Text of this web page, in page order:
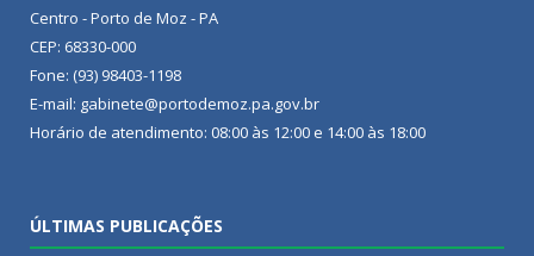
Centro - Porto de Moz - PA
CEP: 68330-000
Fone: (93) 98403-1198
E-mail: gabinete@portodemoz.pa.gov.br
Horário de atendimento: 08:00 às 12:00 e 14:00 às 18:00
ÚLTIMAS PUBLICAÇÕES